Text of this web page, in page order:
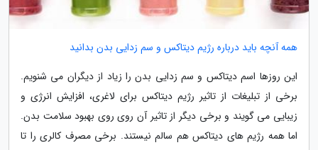
همه آنچه باید درباره رژیم دیتاکس و سم زدایی بدن بدانید
این روزها اسم دیتاکس و سم زدایی بدن را زیاد از دیگران می شنویم.
برخی از تبلیغات از تاثیر رژیم دیتاکس برای لاغری، افزایش انرژی و
زیبایی می گویند و برخی دیگر از تاثیر آن روی روی بهبود سلامت بدن.
اما همه رژیم های دیتاکس هم سالم نیستند. برخی مصرف کالری را تا